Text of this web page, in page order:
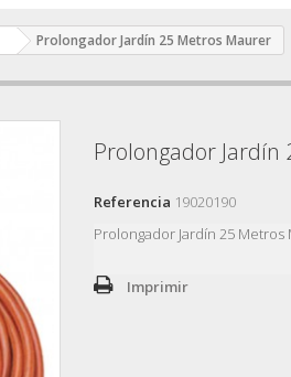
Prolongador Jardín 25 Metros Maurer
Prolongador
Referencia 19020190
Prolongador Jardín 25 Metros
Imprimir